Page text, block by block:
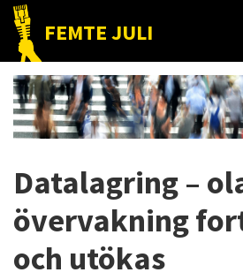
Hoppa
huvudnavigering
Hoppa
huvudinnehåll
Hoppa
det
primära
sidofältet
FEMTE JULI
Nätet
till
folket!
Datalagring –
övervakning
och utökas